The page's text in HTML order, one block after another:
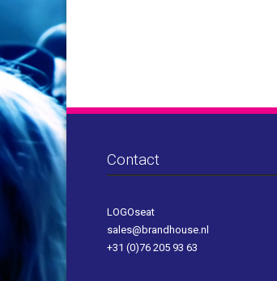
Contact
LOGOseat
sales@brandhouse.nl
+31 (0)76 205 93 63